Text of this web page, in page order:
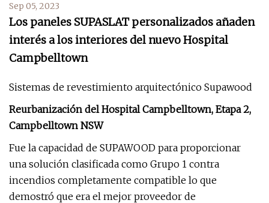
Sep 05, 2023
Los paneles SUPASLAT personalizados añaden
interés a los interiores del nuevo Hospital
Campbelltown
Sistemas de revestimiento arquitectónico Supawood
Reurbanización del Hospital Campbelltown, Etapa 2,
Campbelltown NSW
Fue la capacidad de SUPAWOOD para proporcionar
una solución clasificada como Grupo 1 contra
incendios completamente compatible lo que
demostró que era el mejor proveedor de